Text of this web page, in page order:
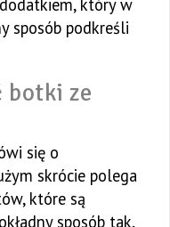
który w
sposób podkreśli
botki ze
się o
skrócie polega
które są
sposób tak,